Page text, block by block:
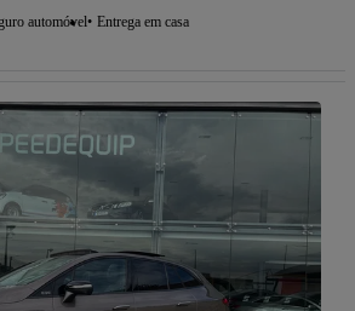
automóvel Entrega em casa